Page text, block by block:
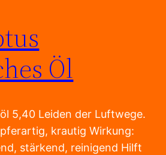
Öl
5,40 Leiden der Luftwege.
krautig Wirkung:
stärkend, reinigend Hilft